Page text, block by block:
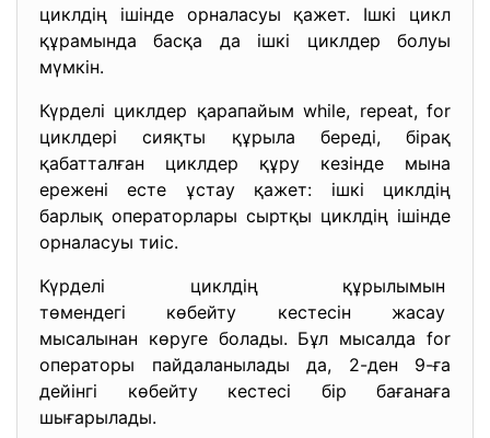
циклдің ішінде орналасуы қажет. Ішкі цикл
құрамында басқа да ішкі циклдер болуы
мүмкін.
Күрделі циклдер қарапайым while, repeat, for
циклдері сияқты құрыла береді, бірақ
қабатталған циклдер құру кезінде мына
ережені есте ұстау қажет: ішкі циклдің
барлық операторлары сыртқы циклдің ішінде
орналасуы тиіс.
Күрделі циклдің құрылымын
төмендегі көбейту кестесін жасау
мысалынан көруге болады. Бұл мысалда for
операторы пайдаланылады да, 2-ден 9-ға
дейінгі көбейту кестесі бір бағанаға
шығарылады.